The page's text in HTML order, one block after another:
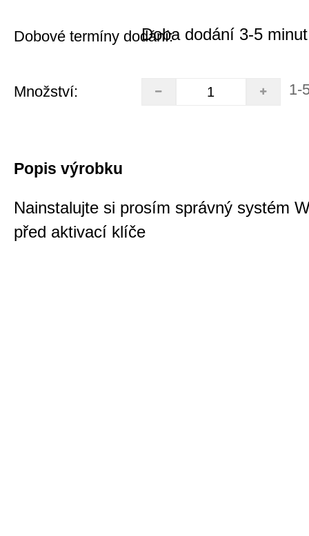
Dobové termíny dodání:Doba dodání 3-5 minut
Množství: 1-
Popis výrobku
Nainstalujte si prosím správný systém
před aktivací klíče